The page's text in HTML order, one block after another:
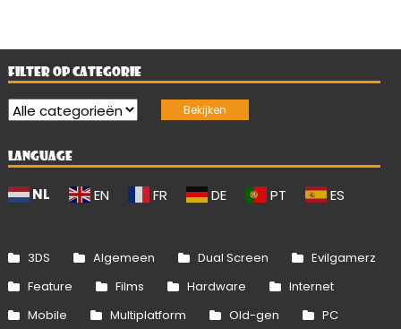
FILTER OP CATEGORIE
LANGUAGE
NL EN FR DE PT ES
3DS Algemeen Dual Screen
Evilgamerz
Feature
Films Hardware
Internet
Mobile
Multiplatform Old-gen PC